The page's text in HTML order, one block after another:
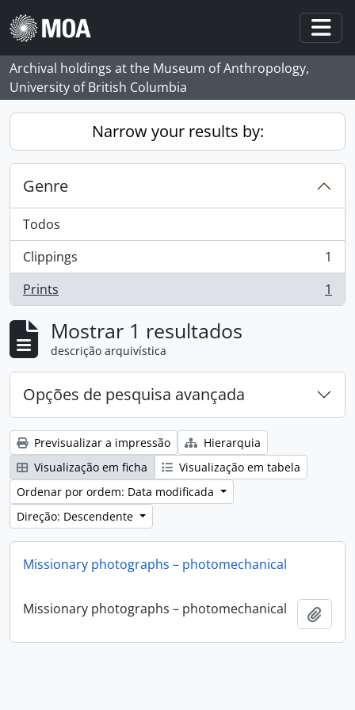
Skip to main content
Archival holdings at the Museum of Anthropology,
University of British Columbia
Narrow your results by:
Genre
Todos
Clippings
, 1 resultados
1
Prints
, 1 resultados 1
Mostrar 1 resultados
descrição arquivística
Opções de pesquisa avançada
Previsualizar a impressão
Hierarquia
Visualização em ficha
Visualização em tabela
Ordenar por ordem: Data modificada
Direção: Descendente
Missionary photographs – photomechanical
Missionary photographs – photomechanical